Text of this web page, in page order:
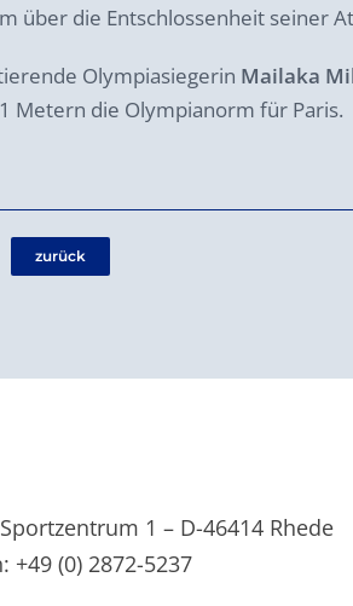
über die Entschlossenheit seiner
Olympiasiegerin Mailaka
Metern die Olympianorm für Paris.
zurück
1 – D-46414 Rhede
+49 (0) 2872-5237